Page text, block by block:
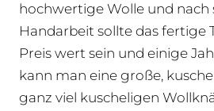
hochwertige Wolle und nach
Handarbeit sollte das fertige
Preis wert sein und einige
kann man eine große,
ganz viel kuscheligen